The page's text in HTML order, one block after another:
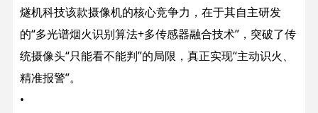
燧机科技该款摄像机的核心竞争力，在于其自主研发
的“多光谱烟火识别算法+多传感器融合技术”，突破了传
统摄像头“只能看不能判”的局限，真正实现“主动识火、
精准报警”。
•